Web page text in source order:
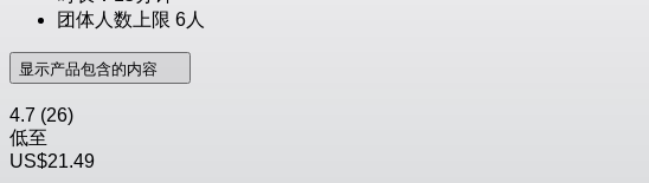
团体人数上限 6人
显示产品包含的内容
4.7 (26)
低至
US$21.49